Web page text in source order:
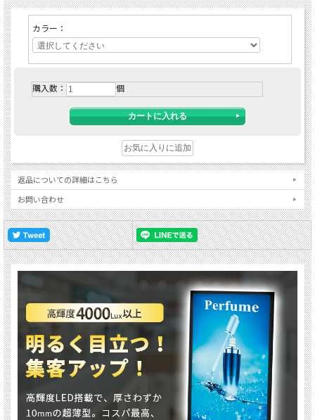
カラー：
購入数： 個
返品についての詳細はこちら
お問い合わせ